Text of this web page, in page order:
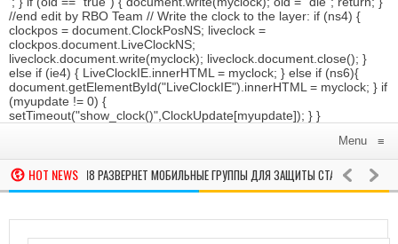
//end edit by RBO Team // Write the clock to the layer: if (ns4) {
clockpos = document.ClockPosNS; liveclock =
clockpos.document.LiveClockNS;
liveclock.document.write(myclock); liveclock.document.close(); }
else if (ie4) { LiveClockIE.innerHTML = myclock; } else if (ns6){
document.getElementById("LiveClockIE").innerHTML = myclock; } if
(myupdate != 0) {
setTimeout("show_clock()",ClockUpdate[myupdate]); } }
Menu ≡
HOT NEWS
ЧМ-2018 РАЗВЕРНЕТ МОБИЛЬНЫЕ ГРУППЫ ДЛЯ ЗАЩИТЫ СТАДИОНОВ ОТ